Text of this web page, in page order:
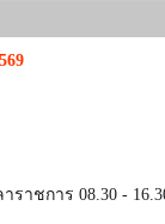
าชการ 08.30 -